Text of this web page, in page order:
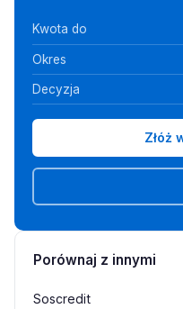
Kwota do
Okres
Decyzja
Złóż
Porównaj z innymi
Soscredit